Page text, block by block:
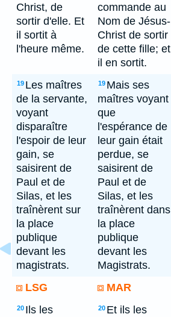
Christ, de
sortir d'elle. Et
il sortit à
l'heure même.
commande au
Nom de Jésus-
Christ de sortir
de cette fille; et
il en sortit.
19 Les maîtres
de la servante,
voyant
disparaître
l'espoir de leur
gain, se
saisirent de
Paul et de
Silas, et les
traînèrent sur
la place
publique
devant les
magistrats.
19 Mais ses
maîtres voyant
que
l'espérance de
leur gain était
perdue, se
saisirent de
Paul et de
Silas, et les
traînèrent dans
la place
publique
devant les
Magistrats.
LSG MAR
20 Ils les
20 Et ils les